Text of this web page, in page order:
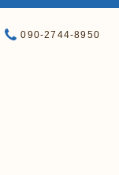
090-2744-8950